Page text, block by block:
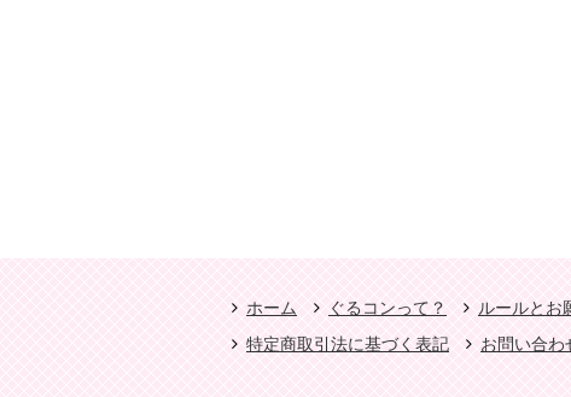
ホーム ぐるコンって？ ルールとお
特定商取引法に基づく表記
お問い合わ